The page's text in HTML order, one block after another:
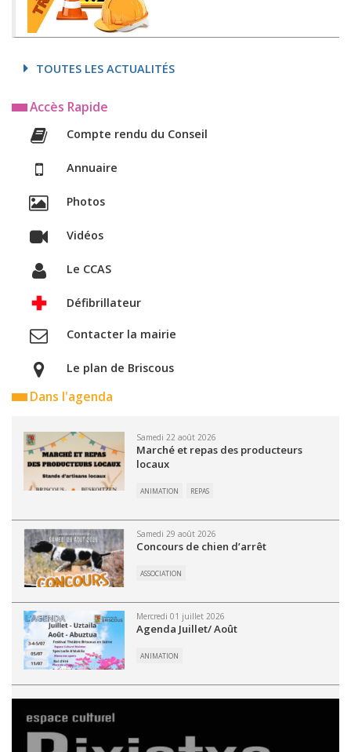
TOUTES LES ACTUALITÉS
Accès Rapide
Compte rendu du Conseil
Annuaire
Photos
Vidéos
Le CCAS
Défibrillateur
Contacter la mairie
Le plan de Briscous
Dans l'agenda
Samedi 22 août 2026
Marché et repas des producteurs
locaux
ANIMATION REPAS
Samedi 29 août 2026
Concours de chien d’arrêt
ASSOCIATION
Mercredi 01 juillet 2026
Agenda Juillet/ Août
ANIMATION